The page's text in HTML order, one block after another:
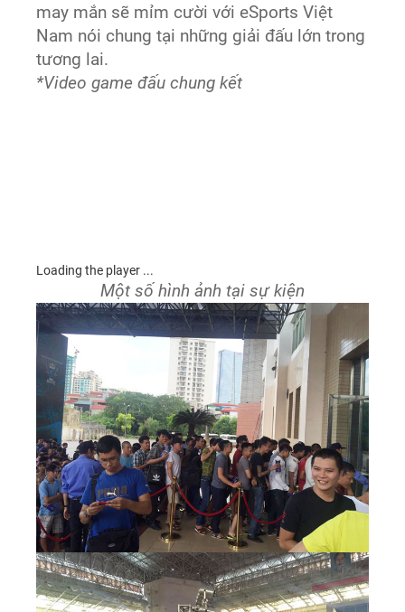
may mắn sẽ mỉm cười với eSports Việt
Nam nói chung tại những giải đấu lớn trong
tương lai.
*Video game đấu chung kết
Loading the player ...
Một số hình ảnh tại sự kiện